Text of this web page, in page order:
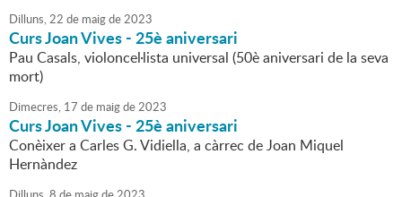
Dilluns,22 de maigde2023
Curs Joan Vives - 25è aniversari
Pau Casals, violoncel·lista universal (50è aniversari de la seva
mort)
Dimecres, 17 de maigde2023
Curs Joan Vives - 25è aniversari
Conèixer a Carles G. Vidiella, a càrrec de Joan Miquel
Hernàndez